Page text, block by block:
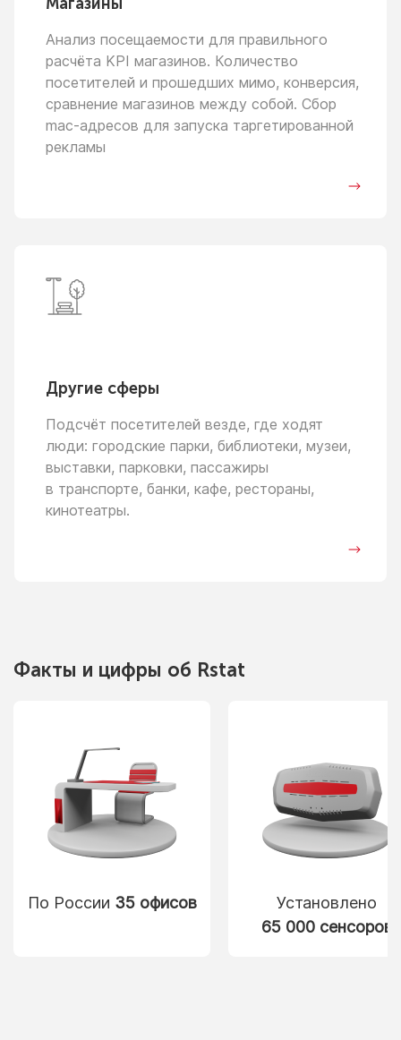
Анализ посещаемости для правильного
расчёта KPI магазинов. Количество
посетителей и прошедших мимо, конверсия,
сравнение магазинов между собой. Сбор
mac-адресов для запуска таргетированной
рекламы
Другие сферы
Подсчёт посетителей везде, где ходят
люди: городские парки, библиотеки, музеи,
выставки, парковки, пассажиры
в транспорте, банки, кафе, рестораны,
кинотеатры.
Факты и цифры об Rstat
По России 35 офисов
Установлено
65 000 сенсоров